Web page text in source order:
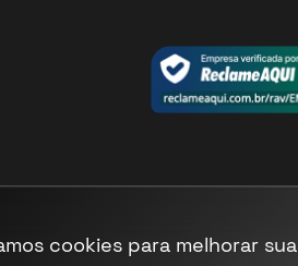
cookies para melhorar